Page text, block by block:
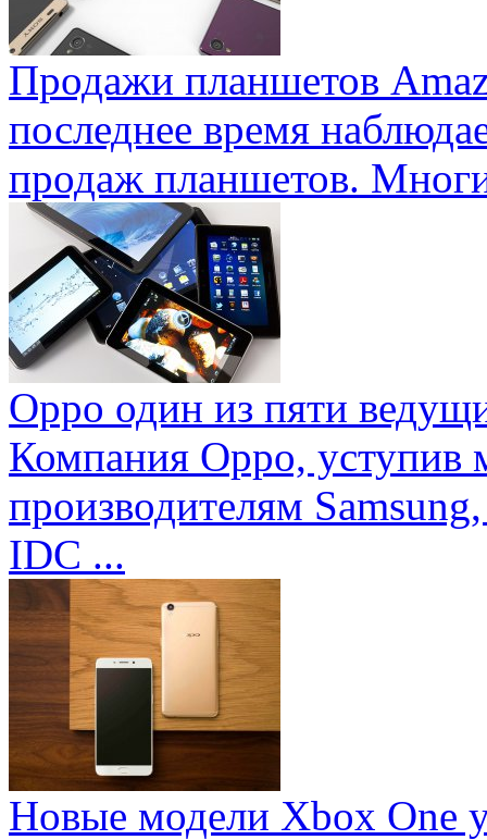
Продажи планшетов
последнее время
продаж планшетов.
Oppo один из пяти
Компания Oppo, уступив
производителям
IDC ...
Новые модели Xbox One